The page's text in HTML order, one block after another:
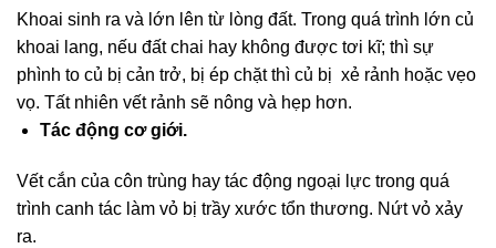
Khoai sinh ra và lớn lên từ lòng đất. Trong quá trình lớn củ
khoai lang, nếu đất chai hay không được tơi kĩ; thì sự
phình to củ bị cản trở, bị ép chặt thì củ bị xẻ rảnh hoặc vẹo
vọ. Tất nhiên vết rảnh sẽ nông và hẹp hơn.
Tác động cơ giới.
Vết cắn của côn trùng hay tác động ngoại lực trong quá
trình canh tác làm vỏ bị trầy xước tổn thương. Nứt vỏ xảy
ra.